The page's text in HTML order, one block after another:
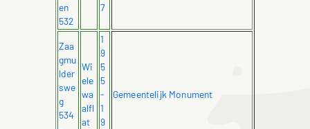
en
532
7
Zaa
gmu
lder
swe
g
534
Wi
ele
wa
alfl
at
1
9
5
5
-
1
9
Gemeentelijk Monument